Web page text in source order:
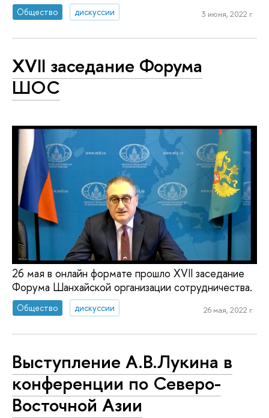
Общество дискуссии 3 июня, 2022 г.
XVII заседание Форума
ШОС
26 мая в онлайн формате прошло XVII заседание
Форума Шанхайской организации сотрудничества.
Общество дискуссии 26 мая, 2022 г.
Выступление А.В.Лукина в
конференции по Северо-
Восточной Азии